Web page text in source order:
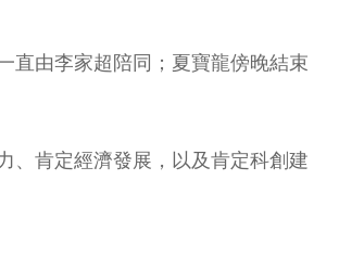
直由李家超陪同；夏寶龍傍晚結束
、肯定經濟發展，以及肯定科創建